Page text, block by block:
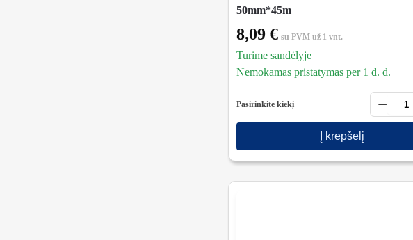
50mm*45m
8,09 € su PVMuž 1 vnt.
Turime sandėlyje
Nemokamas pristatymas per 1 d. d.
Pasirinkite kiekį −
Į krepšelį